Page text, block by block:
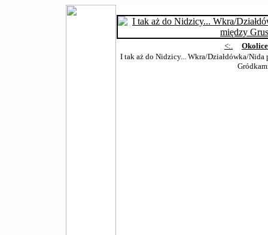
<:.
I tak aż do Nidzicy... Wkra/Działdówka/Nida